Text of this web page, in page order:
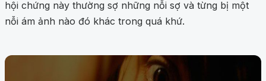
hội chứng này thường sợ những nỗi sợ và từng bị một
nỗi ám ảnh nào đó khác trong quá khứ.